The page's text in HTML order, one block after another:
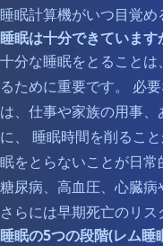
睡眠計算機がいつ目覚め
睡眠は十分できています
十分な睡眠をとること
るために重要です。 必
は、仕事や家族の用事
に、 睡眠時間を削るこ
眠をとらないことが日
糖尿病、高血圧、心臓病
さらには早期死亡のリス
睡眠の5つの段階(レム睡